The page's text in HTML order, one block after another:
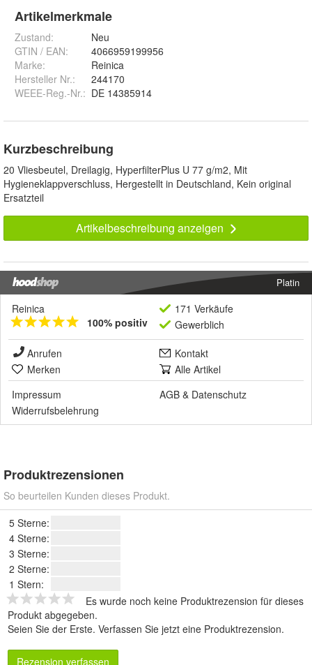
Artikelmerkmale
Zustand:
Neu
GTIN / EAN:
4066959199956
Marke:
Reinica
Hersteller Nr.:
244170
WEEE-Reg.-Nr.: DE 14385914
Kurzbeschreibung
20 Vliesbeutel, Dreilagig, HyperfilterPlus U 77 g/m2, Mit
Hygieneklappverschluss, Hergestellt in Deutschland, Kein original
Ersatzteil
Artikelbeschreibung anzeigen
Platin
Reinica
100% positiv
171 Verkäufe
Gewerblich
Anrufen
Kontakt
Merken
Alle Artikel
Impressum
AGB & Datenschutz
Widerrufsbelehrung
Produktrezensionen
So beurteilen Kunden dieses Produkt.
5 Sterne:
4 Sterne:
3 Sterne:
2 Sterne:
1 Stern:
Es wurde noch keine Produktrezension für dieses
Produkt abgegeben.
Seien Sie der Erste. Verfassen Sie jetzt eine Produktrezension.
Rezension verfassen